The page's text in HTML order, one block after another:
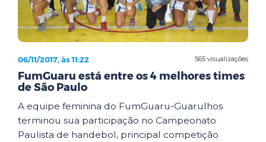
565 visualizações
06/11/2017, às 11:22
FumGuaru está entre os 4 melhores times
de São Paulo
A equipe feminina do FumGuaru-Guarulhos
terminou sua participação no Campeonato
Paulista de handebol, principal competição